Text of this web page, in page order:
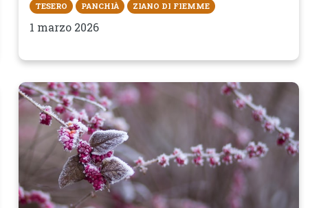
TESERO PANCHIÀ ZIANO DI FIEMME
1 marzo 2026